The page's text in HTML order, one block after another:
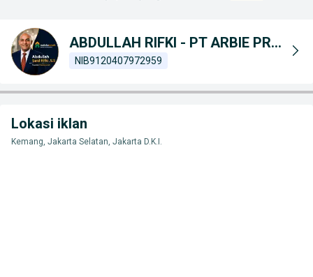
ABDULLAH RIFKI - PT ARBIE PROPERTINDO KONSULTAN
NIB9120407972959
Lokasi iklan
Kemang, Jakarta Selatan, Jakarta D.K.I.